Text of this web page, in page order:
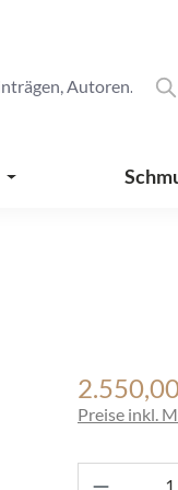
Regulärer
Preise inkl.
Produkt